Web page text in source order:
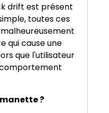
drift est présent
toutes ces
qui cause une
que l'utilisateur
comportement
?